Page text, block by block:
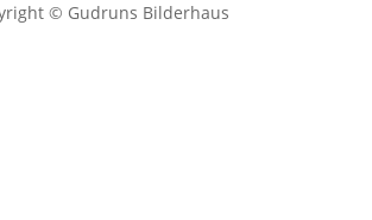
© Gudruns Bilderhaus